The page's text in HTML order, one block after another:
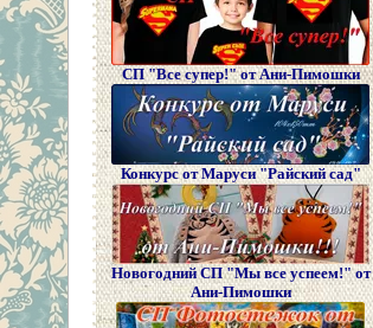
СП "Все супер!" от Ани-Пимошки
Конкурс от Маруси "Райский сад"
Новогодний СП "Мы все успеем!" от
Ани-Пимошки